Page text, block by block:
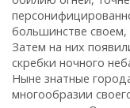
большинстве своем,
Затем на них
скребки ночного
Ныне знатные
многообразии